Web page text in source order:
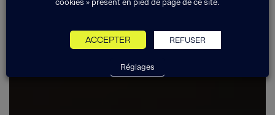
ACCEPTER REFUSER
Réglages